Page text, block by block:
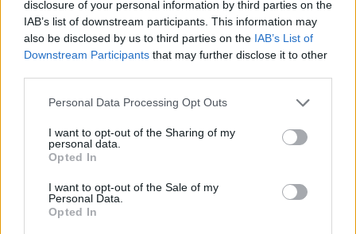
disclosure of your personal information by third parties on the
IAB’s list of downstream participants. This information may
also be disclosed by us to third parties on the IAB’s List of
Downstream Participants that may further disclose it to other
Personal Data Processing Opt Outs
I want to opt-out of the Sharing of my
personal data.
Opted In
I want to opt-out of the Sale of my
Personal Data.
Opted In
Komentuoti po šiuo straipsniu
Prisijunkite prie registruotų vartotojų
bendruomenės ir bendraukite komentaruose!
Rodyti komentarus